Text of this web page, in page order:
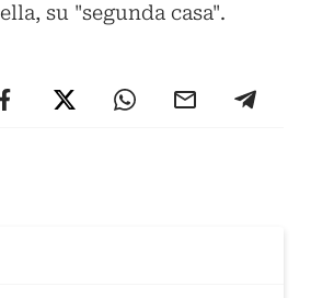
su "segunda casa".